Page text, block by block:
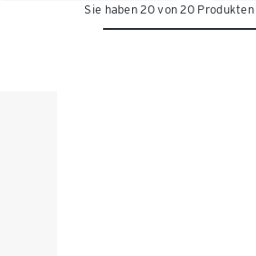
Sie haben 20 von 20 Produkten